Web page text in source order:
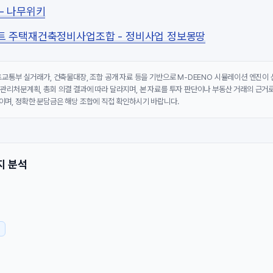
나무위키
주택재건축정비사업조합 - 정비사업 정보몽땅
교통부 실거래가, 건축물대장, 조합 공개 자료 등을 기반으로 M-DEENO 시뮬레이션 엔진이
리처분계획, 총회 의결 결과에 따라 달라지며, 본 자료를 투자 판단이나 부동산 거래의 근거
며, 정확한 분담금은 해당 조합에 직접 확인하시기 바랍니다.
분석